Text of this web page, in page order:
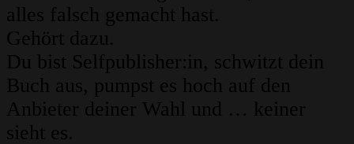
alles falsch gemacht hast.
Gehört dazu.
Du bist Selfpublisher:in, schwitzt dein
Buch aus, pumpst es hoch auf den
Anbieter deiner Wahl und … keiner
sieht es.